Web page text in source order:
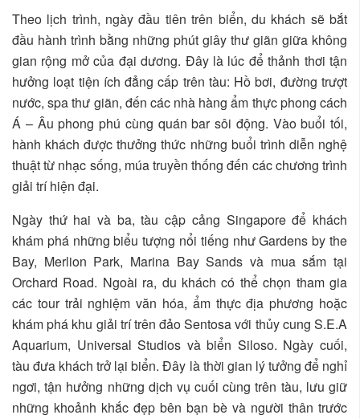
Theo lịch trình, ngày đầu tiên trên biển, du khách sẽ bắt
đầu hành trình bằng những phút giây thư giãn giữa không
gian rộng mở của đại dương. Đây là lúc để thảnh thơi tận
hưởng loạt tiện ích đẳng cấp trên tàu: Hồ bơi, đường trượt
nước, spa thư giãn, đến các nhà hàng ẩm thực phong cách
Á – Âu phong phú cùng quán bar sôi động. Vào buổi tối,
hành khách được thưởng thức những buổi trình diễn nghệ
thuật từ nhạc sống, múa truyền thống đến các chương trình
giải trí hiện đại.
Ngày thứ hai và ba, tàu cập cảng Singapore để khách
khám phá những biểu tượng nổi tiếng như Gardens by the
Bay, Merlion Park, Marina Bay Sands và mua sắm tại
Orchard Road. Ngoài ra, du khách có thể chọn tham gia
các tour trải nghiệm văn hóa, ẩm thực địa phương hoặc
khám phá khu giải trí trên đảo Sentosa với thủy cung S.E.A
Aquarium, Universal Studios và biển Siloso. Ngày cuối,
tàu đưa khách trở lại biển. Đây là thời gian lý tưởng để nghỉ
ngơi, tận hưởng những dịch vụ cuối cùng trên tàu, lưu giữ
những khoảnh khắc đẹp bên bạn bè và người thân trước